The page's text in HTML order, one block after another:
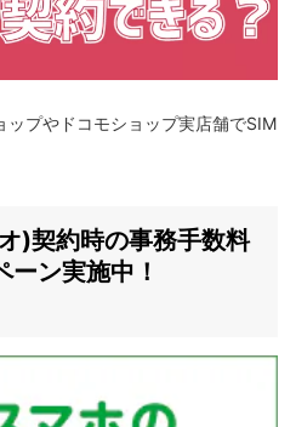
ップやドコモショップ実店舗でSIM
)契約時の事務手数料
ーン実施中！